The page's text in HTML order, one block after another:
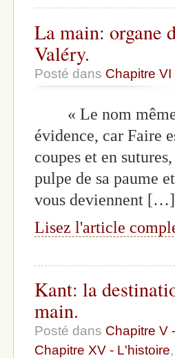
La main: organe
Valéry.
Posté dans Chapitre
« Le nom même
évidence, car Faire
coupes et en
pulpe de sa paume
vous deviennent […]
Lisez l'article
Kant: la
main.
Posté dans Chapitre V
Chapitre XV - L'histoire,